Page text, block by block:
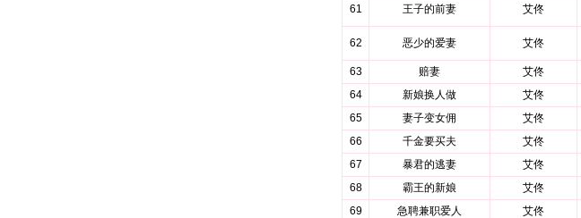
61 王子的前妻 艾佟
62 恶少的爱妻 艾佟
63 赔妻 艾佟
64
新娘换人做 艾佟
65
妻子变女佣 艾佟
66
千金要买夫 艾佟
67
暴君的逃妻 艾佟
68
霸王的新娘 艾佟
69
急聘兼职爱人 艾佟